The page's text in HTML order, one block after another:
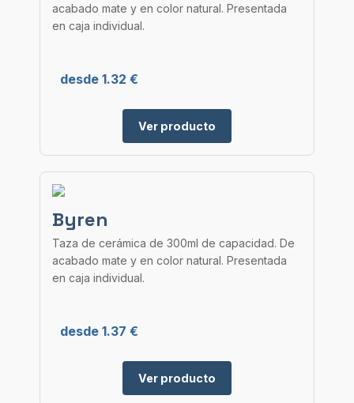
acabado mate y en color natural. Presentada
en caja individual.
desde 1.32 €
Ver producto
Byren
Taza de cerámica de 300ml de capacidad. De
acabado mate y en color natural. Presentada
en caja individual.
desde 1.37 €
Ver producto